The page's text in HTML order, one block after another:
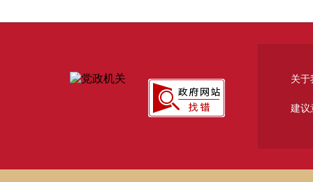
关于
建议